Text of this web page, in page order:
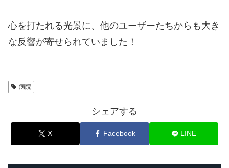
心を打たれる光景に、他のユーザーたちからも大き
な反響が寄せられていました！
病院
シェアする
X Facebook LINE